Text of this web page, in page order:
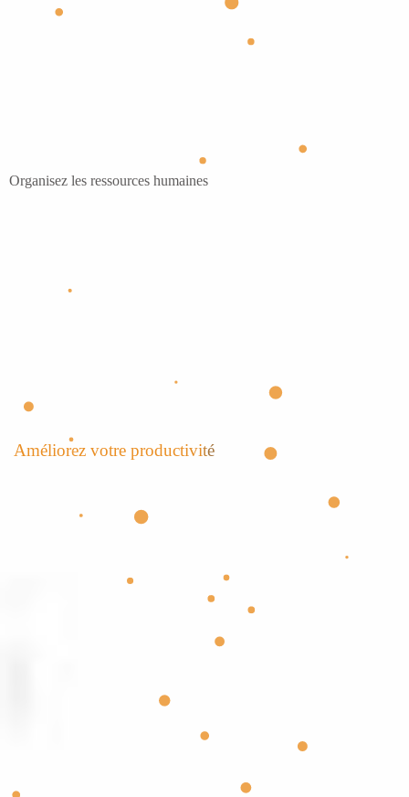
Organisez les ressources humaines
Améliorez votre productivité